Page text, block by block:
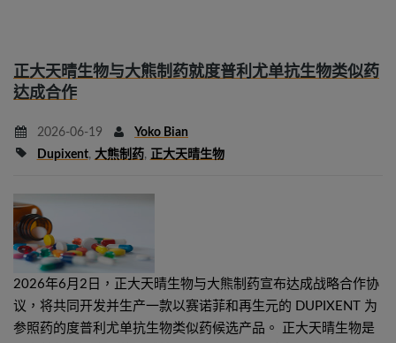
正大天晴生物与大熊制药就度普利尤单抗生物类似药
达成合作
2026-06-19
Yoko Bian
Dupixent, 大熊制药, 正大天晴生物
2026年6月2日，正大天晴生物与大熊制药宣布达成战略合作协
议，将共同开发并生产一款以赛诺菲和再生元的 DUPIXENT 为
参照药的度普利尤单抗生物类似药候选产品。 正大天晴生物是